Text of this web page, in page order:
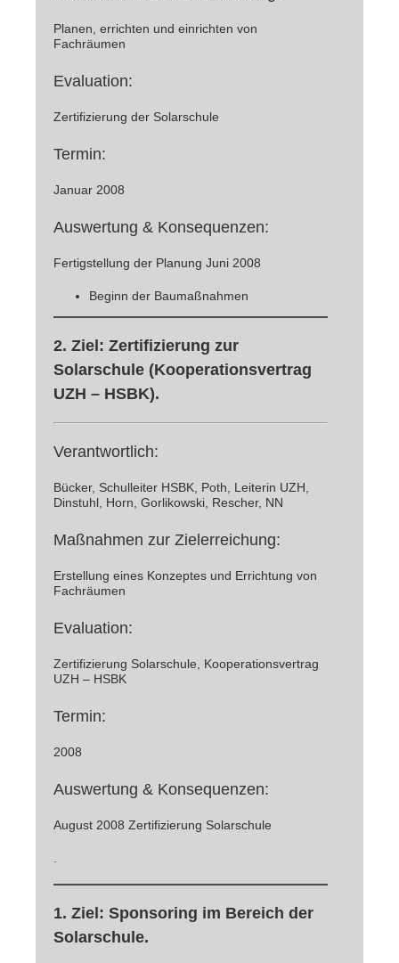
Planen, errichten und einrichten von
Fachräumen
Evaluation:
Zertifizierung der Solarschule
Termin:
Januar 2008
Auswertung & Konsequenzen:
Fertigstellung der Planung Juni 2008
Beginn der Baumaßnahmen
2. Ziel: Zertifizierung zur
Solarschule (Kooperationsvertrag
UZH – HSBK).
Verantwortlich:
Bücker, Schulleiter HSBK, Poth, Leiterin UZH,
Dinstuhl, Horn, Gorlikowski, Rescher, NN
Maßnahmen zur Zielerreichung:
Erstellung eines Konzeptes und Errichtung von
Fachräumen
Evaluation:
Zertifizierung Solarschule, Kooperationsvertrag
UZH – HSBK
Termin:
2008
Auswertung & Konsequenzen:
August 2008 Zertifizierung Solarschule
1. Ziel: Sponsoring im Bereich der
Solarschule.